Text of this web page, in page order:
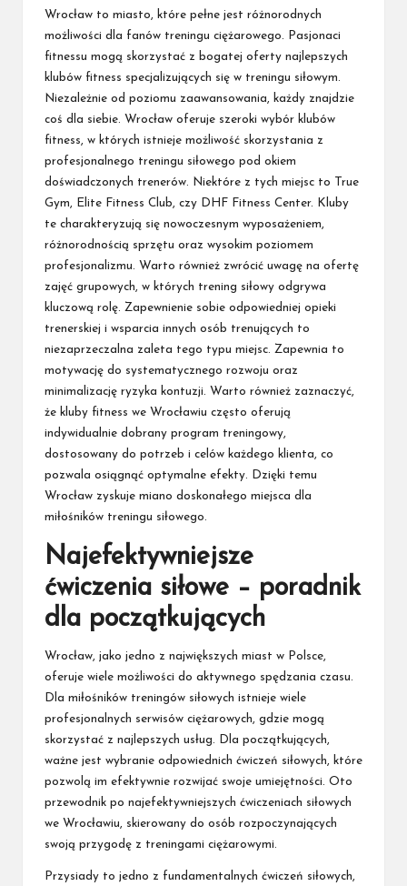
Wrocław to miasto, które pełne jest różnorodnych
możliwości dla fanów treningu ciężarowego. Pasjonaci
fitnessu mogą skorzystać z bogatej oferty najlepszych
klubów fitness specjalizujących się w treningu siłowym.
Niezależnie od poziomu zaawansowania, każdy znajdzie
coś dla siebie. Wrocław oferuje szeroki wybór klubów
fitness, w których istnieje możliwość skorzystania z
profesjonalnego treningu siłowego pod okiem
doświadczonych trenerów. Niektóre z tych miejsc to True
Gym, Elite Fitness Club, czy DHF Fitness Center. Kluby
te charakteryzują się nowoczesnym wyposażeniem,
różnorodnością sprzętu oraz wysokim poziomem
profesjonalizmu. Warto również zwrócić uwagę na ofertę
zajęć grupowych, w których trening siłowy odgrywa
kluczową rolę. Zapewnienie sobie odpowiedniej opieki
trenerskiej i wsparcia innych osób trenujących to
niezaprzeczalna zaleta tego typu miejsc. Zapewnia to
motywację do systematycznego rozwoju oraz
minimalizację ryzyka kontuzji. Warto również zaznaczyć,
że kluby fitness we Wrocławiu często oferują
indywidualnie dobrany program treningowy,
dostosowany do potrzeb i celów każdego klienta, co
pozwala osiągnąć optymalne efekty. Dzięki temu
Wrocław zyskuje miano doskonałego miejsca dla
miłośników treningu siłowego.
Najefektywniejsze
ćwiczenia siłowe – poradnik
dla początkujących
Wrocław, jako jedno z największych miast w Polsce,
oferuje wiele możliwości do aktywnego spędzania czasu.
Dla miłośników treningów siłowych istnieje wiele
profesjonalnych serwisów ciężarowych, gdzie mogą
skorzystać z najlepszych usług. Dla początkujących,
ważne jest wybranie odpowiednich ćwiczeń siłowych, które
pozwolą im efektywnie rozwijać swoje umiejętności. Oto
przewodnik po najefektywniejszych ćwiczeniach siłowych
we Wrocławiu, skierowany do osób rozpoczynających
swoją przygodę z treningami ciężarowymi.
Przysiady to jedno z fundamentalnych ćwiczeń siłowych,